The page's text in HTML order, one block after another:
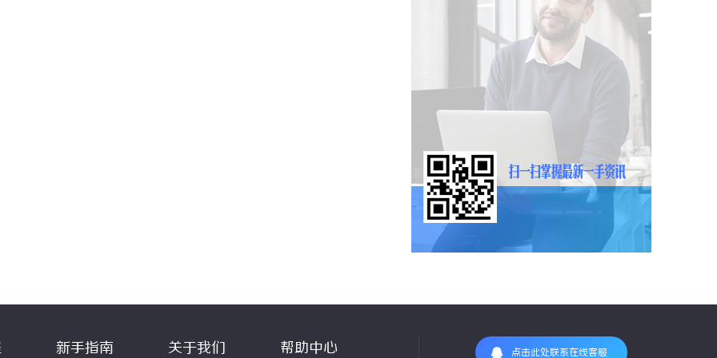
新手指南 关于我们 帮助中心 点击此处联系在线客服